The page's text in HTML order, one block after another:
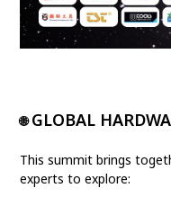
🌐GLOBAL
This summit brings
experts to explore: